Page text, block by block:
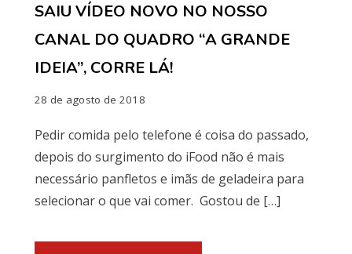
SAIU VÍDEO NOVO NO NOSSO
CANAL DO QUADRO “A GRANDE
IDEIA”, CORRE LÁ!
28 de agosto de 2018
Pedir comida pelo telefone é coisa do passado,
depois do surgimento do iFood não é mais
necessário panfletos e imãs de geladeira para
selecionar o que vai comer. Gostou de […]